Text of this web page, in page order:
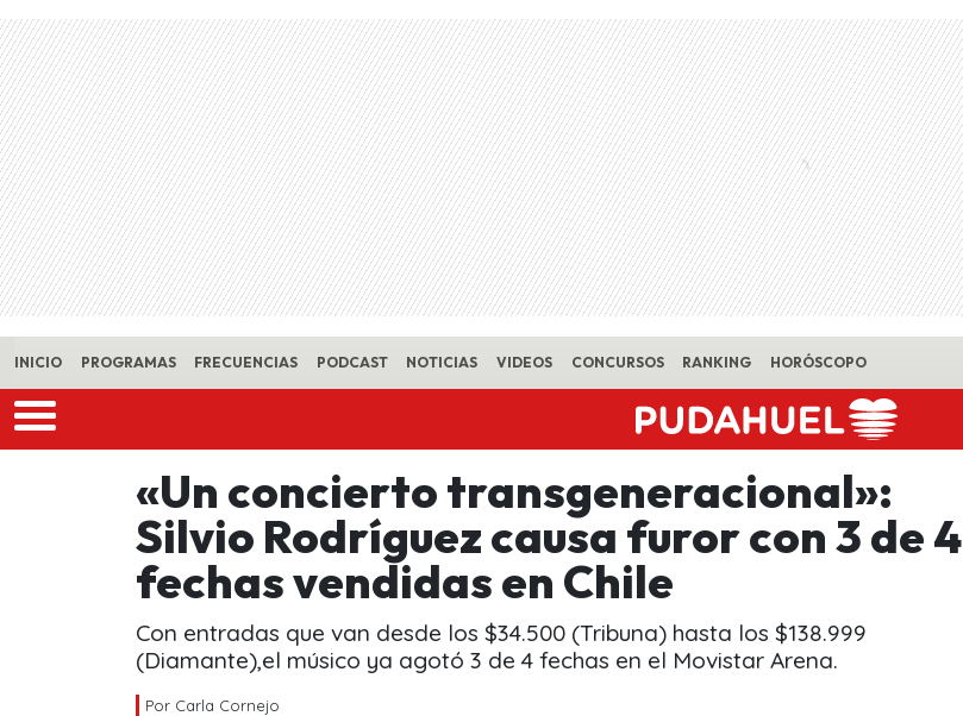
Skip to main content
INICIO PROGRAMAS FRECUENCIAS PODCAST NOTICIAS VIDEOS CONCURSOS RANKING HORÓSCOPO
«Un concierto transgeneracional»:
Silvio Rodríguez causa furor con 3 de 4
fechas vendidas en Chile
Con entradas que van desde los $34.500 (Tribuna) hasta los $138.999
(Diamante),el músico ya agotó 3 de 4 fechas en el Movistar Arena.
Por Carla Cornejo